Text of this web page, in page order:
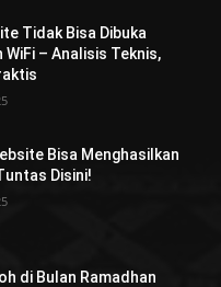
Tidak Bisa Dibuka
WiFi – Analisis Teknis,
Bisa Menghasilkan
Disini!
di Bulan Ramadhan